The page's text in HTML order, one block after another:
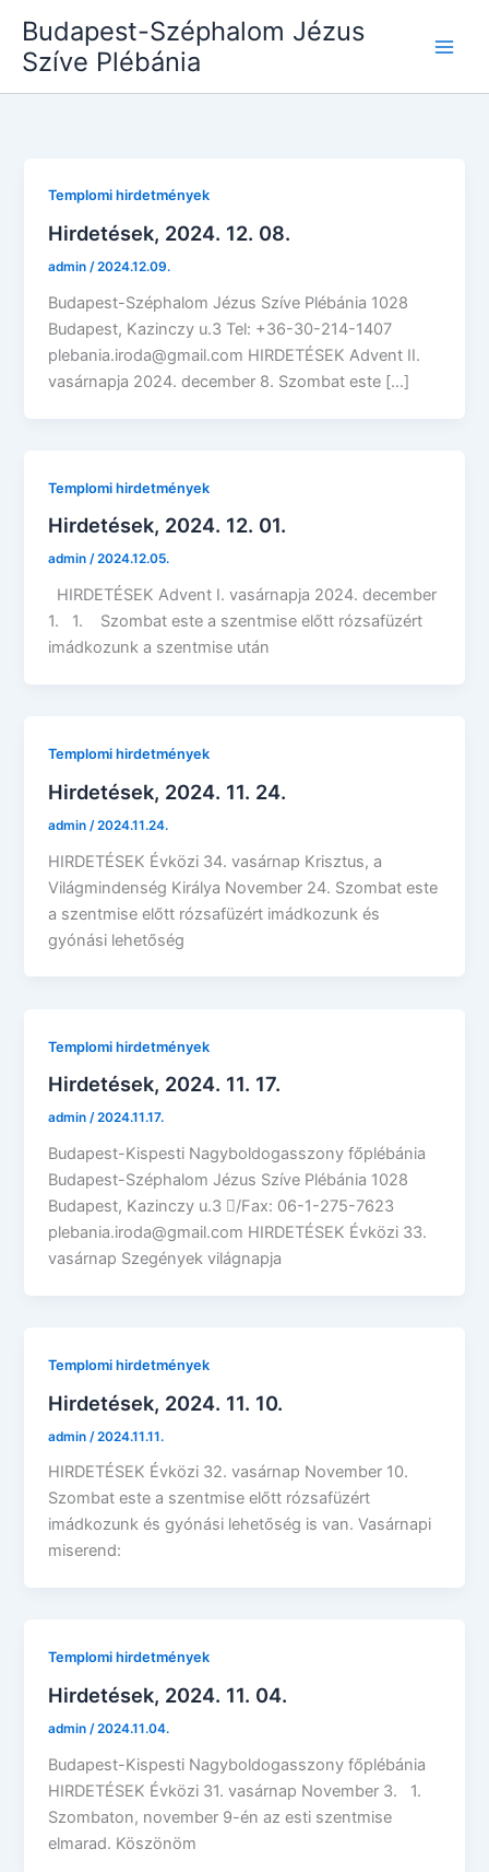
content
Budapest-Széphalom Jézus
Szíve Plébánia
Templomi hirdetmények
Hirdetések, 2024. 12. 08.
admin/2024.12.09.
Budapest-Széphalom Jézus Szíve Plébánia 1028
Budapest, Kazinczy u.3 Tel: +36-30-214-1407
plebania.iroda@gmail.com HIRDETÉSEK Advent II.
vasárnapja 2024. december 8. Szombat este […]
Templomi hirdetmények
Hirdetések, 2024. 12. 01.
admin/2024.12.05.
HIRDETÉSEK Advent I. vasárnapja 2024. december
1. 1. Szombat este a szentmise előtt rózsafüzért
imádkozunk a szentmise után
Templomi hirdetmények
Hirdetések, 2024. 11. 24.
admin /2024.11.24.
HIRDETÉSEK Évközi 34. vasárnap Krisztus, a
Világmindenség Királya November 24. Szombat este
a szentmise előtt rózsafüzért imádkozunk és
gyónási lehetőség
Templomi hirdetmények
Hirdetések, 2024. 11. 17.
admin/2024.11.17.
Budapest-Kispesti Nagyboldogasszony főplébánia
Budapest-Széphalom Jézus Szíve Plébánia 1028
Budapest, Kazinczy u.3 /Fax: 06-1-275-7623
plebania.iroda@gmail.com HIRDETÉSEK Évközi 33.
vasárnap Szegények világnapja
Templomi hirdetmények
Hirdetések, 2024. 11. 10.
admin /2024.11.11.
HIRDETÉSEK Évközi 32. vasárnap November 10.
Szombat este a szentmise előtt rózsafüzért
imádkozunk és gyónási lehetőség is van. Vasárnapi
miserend:
Templomi hirdetmények
Hirdetések, 2024. 11. 04.
admin/2024.11.04.
Budapest-Kispesti Nagyboldogasszony főplébánia
HIRDETÉSEK Évközi 31. vasárnap November 3. 1.
Szombaton, november 9-én az esti szentmise
elmarad. Köszönöm